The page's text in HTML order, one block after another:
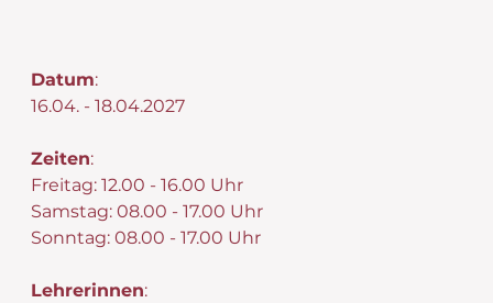
Datum:​
16.04. - 18.04.2027
Zeiten:
Freitag: 12.00 - 16.00 Uhr
Samstag: 08.00 - 17.00 Uhr
Sonntag: 08.00 - 17.00 Uhr
Lehrerinnen: